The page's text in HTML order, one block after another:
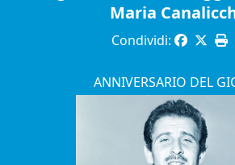
Maria
Condividi:
ANNIVERSARIO DEL